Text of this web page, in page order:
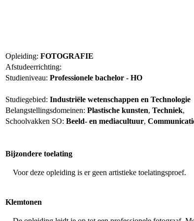
Opleiding: FOTOGRAFIE
Afstudeerrichting:
Studieniveau: Professionele bachelor - HO
Studiegebied: Industriële wetenschappen en Technologie
Belangstellingsdomeinen: Plastische kunsten, Techniek,
Schoolvakken SO: Beeld- en mediacultuur,
Bijzondere toelating
Voor deze opleiding is er geen artistieke toelatingsproef.
Klemtonen